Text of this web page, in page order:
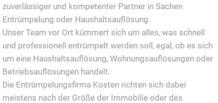
zuverlässiger und kompetenter Partner in Sachen
Entrümpelung oder Haushaltsauflösung.
Unser Team vor Ort kümmert sich um alles, was schnell
und professionell entrümpelt werden soll, egal, ob es sich
um eine Haushaltsauflösung, Wohnungsauflösungen oder
Betriebsauflösungen handelt.
Die Entrümpelungsfirma Kosten richten sich dabei
meistens nach der Größe der Immobilie oder des